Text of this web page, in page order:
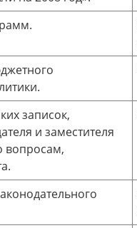
записок,
и заместителя
вопросам,